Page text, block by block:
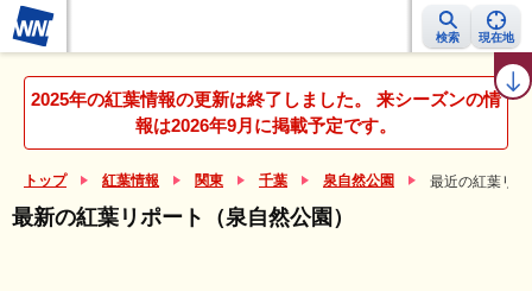
検索 現在地
紅葉レーダー 紅葉ニュース 京都 見頃カレンダー 名所ランキング
2025年の紅葉情報の更新は終了しました。 来シーズンの情
報は2026年9月に掲載予定です。
トップ 紅葉情報 関東 千葉 泉自然公園 最近の紅葉リ
最新の紅葉リポート（泉自然公園）